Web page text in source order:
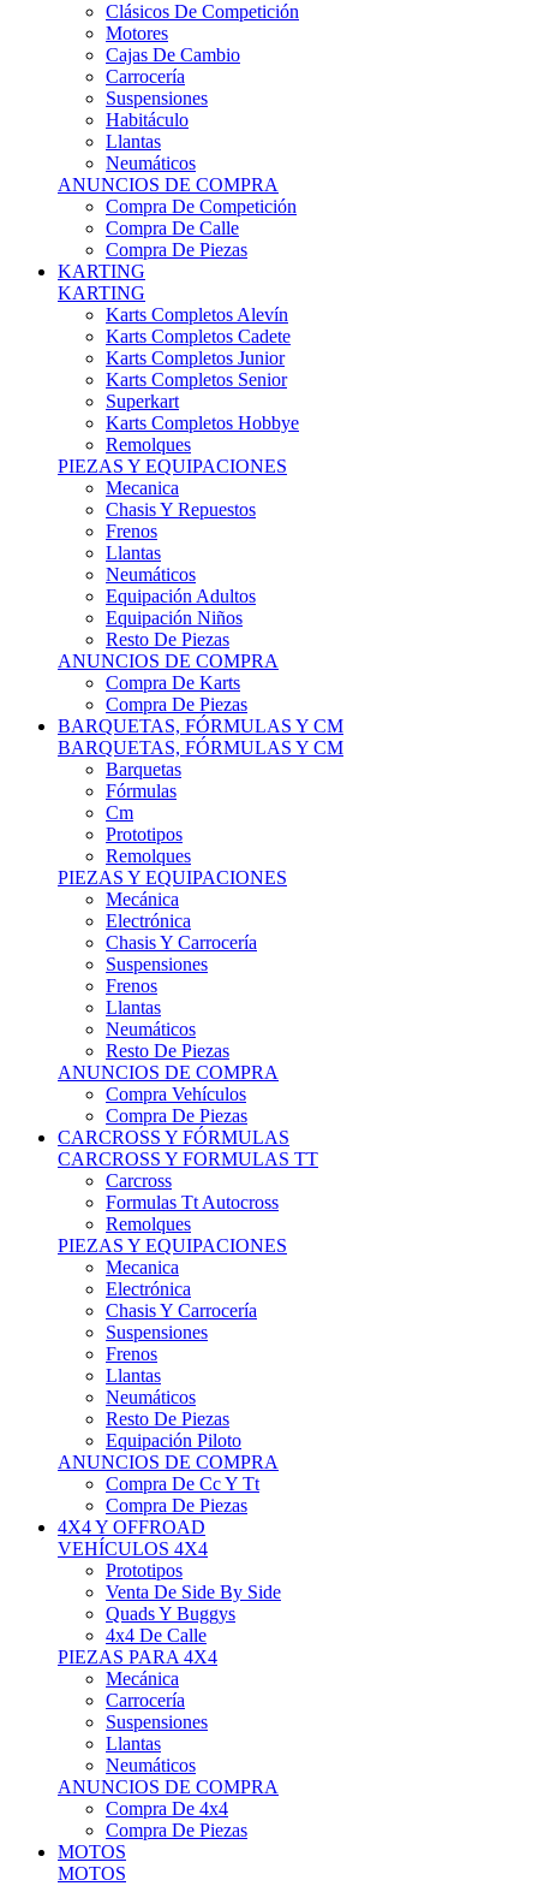
Cajas De Cambio
Carrocería
Suspensiones
Habitáculo
Llantas
Neumáticos
ANUNCIOS DE COMPRA
Compra De Competición
Compra De Calle
Compra De Piezas
KARTING
KARTING
Karts Completos Alevín
Karts Completos Cadete
Karts Completos Junior
Karts Completos Senior
Superkart
Karts Completos Hobbye
Remolques
PIEZAS Y EQUIPACIONES
Mecanica
Chasis Y Repuestos
Frenos
Llantas
Neumáticos
Equipación Adultos
Equipación Niños
Resto De Piezas
ANUNCIOS DE COMPRA
Compra De Karts
Compra De Piezas
BARQUETAS, FÓRMULAS Y CM
BARQUETAS, FÓRMULAS Y CM
Barquetas
Fórmulas
Cm
Prototipos
Remolques
PIEZAS Y EQUIPACIONES
Mecánica
Electrónica
Chasis Y Carrocería
Suspensiones
Frenos
Llantas
Neumáticos
Resto De Piezas
ANUNCIOS DE COMPRA
Compra Vehículos
Compra De Piezas
CARCROSS Y FÓRMULAS
CARCROSS Y FORMULAS TT
Carcross
Formulas Tt Autocross
Remolques
PIEZAS Y EQUIPACIONES
Mecanica
Electrónica
Chasis Y Carrocería
Suspensiones
Frenos
Llantas
Neumáticos
Resto De Piezas
Equipación Piloto
ANUNCIOS DE COMPRA
Compra De Cc Y Tt
Compra De Piezas
4X4 Y OFFROAD
VEHÍCULOS 4X4
Prototipos
Venta De Side By Side
Quads Y Buggys
4x4 De Calle
PIEZAS PARA 4X4
Mecánica
Carrocería
Suspensiones
Llantas
Neumáticos
ANUNCIOS DE COMPRA
Compra De 4x4
Compra De Piezas
MOTOS
MOTOS
Motos De Circuito